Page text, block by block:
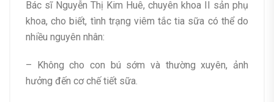
Bác sĩ Nguyễn Thị Kim Huê, chuyên khoa II sản phụ
khoa, cho biết, tình trạng viêm tắc tia sữa có thể do
nhiều nguyên nhân:
– Không cho con bú sớm và thường xuyên, ảnh
hưởng đến cơ chế tiết sữa.